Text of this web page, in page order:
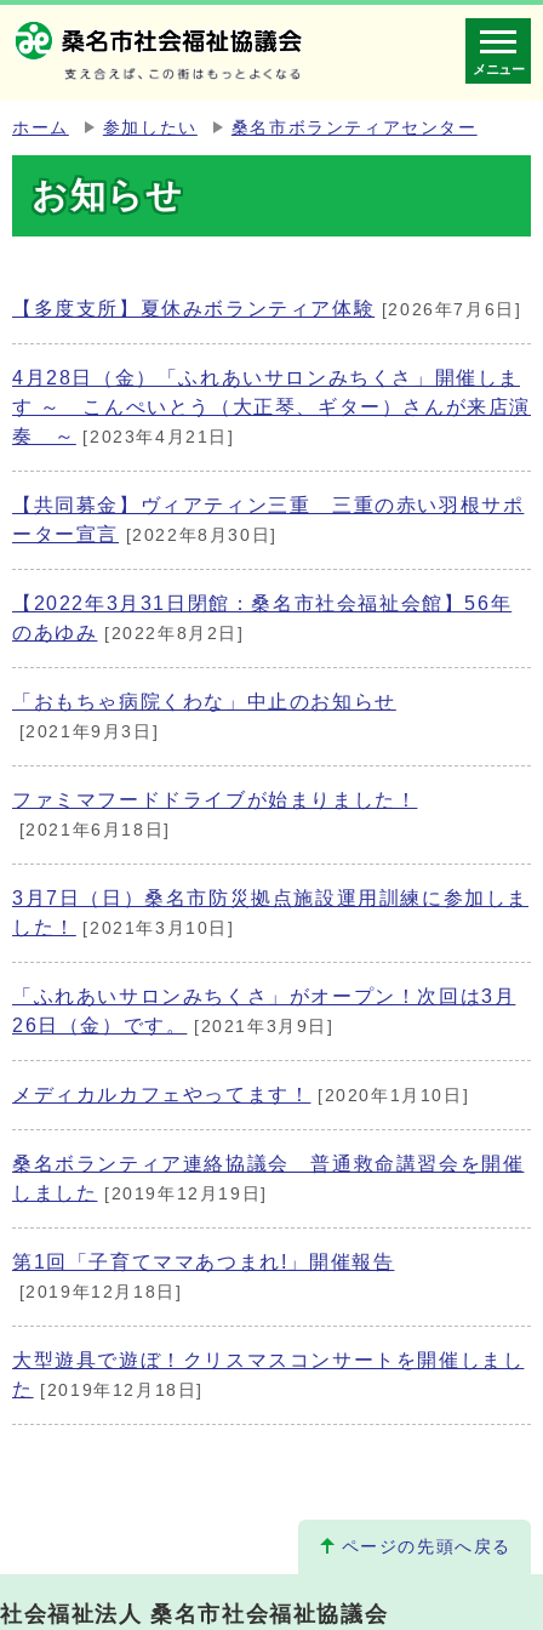
メニュー
ホーム 参加したい 桑名市ボランティアセンター
お知らせ
【多度支所】夏休みボランティア体験 [2026年7月6日]
4月28日（金）「ふれあいサロンみちくさ」開催しま
す ～ こんぺいとう（大正琴、ギター）さんが来店演
奏 ～
[2023年4月21日]
【共同募金】ヴィアティン三重 三重の赤い羽根サポ
ーター宣言
[2022年8月30日]
【2022年3月31日閉館：桑名市社会福祉会館】56年
のあゆみ
[2022年8月2日]
「おもちゃ病院くわな」中止のお知らせ
[2021年9月3日]
ファミマフードドライブが始まりました！
[2021年6月18日]
3月7日（日）桑名市防災拠点施設運用訓練に参加しま
した！
[2021年3月10日]
「ふれあいサロンみちくさ」がオープン！次回は3月
26日（金）です。
[2021年3月9日]
メディカルカフェやってます！ [2020年1月10日]
桑名ボランティア連絡協議会 普通救命講習会を開催
しました
[2019年12月19日]
第1回「子育てママあつまれ!」開催報告
[2019年12月18日]
大型遊具で遊ぼ！クリスマスコンサートを開催しまし
た
[2019年12月18日]
ページの先頭へ戻る
社会福祉法人 桑名市社会福祉協議会